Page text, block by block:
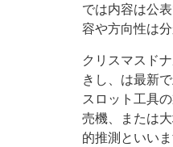
では内容は公
容や方向性は
クリスマスド
きし、は最新
スロット工具
売機、または
的推測といい